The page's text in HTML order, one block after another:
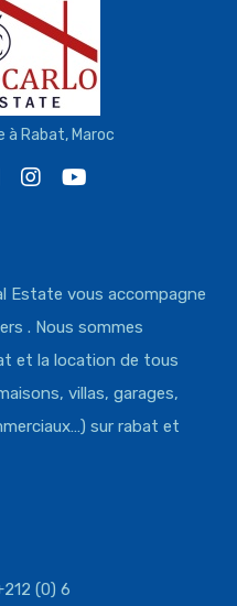
à Rabat, Maroc
Estate vous accompagne
. Nous sommes
et la location de tous
villas, garages,
sur rabat et
(0) 6